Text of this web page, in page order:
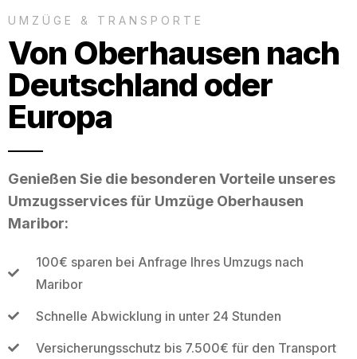
UMZÜGE & TRANSPORTE
Von Oberhausen nach
Deutschland oder
Europa
Genießen Sie die besonderen Vorteile unseres
Umzugsservices für Umzüge Oberhausen
Maribor:
100€ sparen bei Anfrage Ihres Umzugs nach
Maribor
Schnelle Abwicklung in unter 24 Stunden
Versicherungsschutz bis 7.500€ für den Transport